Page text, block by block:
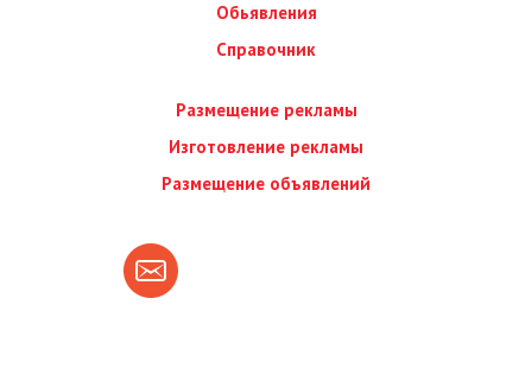
Обьявления
Справочник
Размещение рекламы
Изготовление рекламы
Размещение объявлений